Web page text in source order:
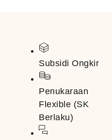
Subsidi Ongkir
Penukaraan
Flexible (SK
Berlaku)